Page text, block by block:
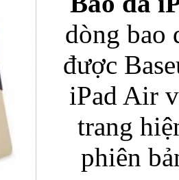
Ốp lưng Samsung
dòng bao
được
iPad Air
trang
phiên